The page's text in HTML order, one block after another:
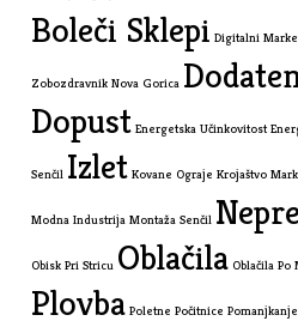
Boleči Sklepi Digitalni
Zobozdravnik Nova Gorica
Dopust Energetska Učinkovitost
Senčil Izlet Kovane Ograje Krojaštvo
Modna Industrija Montaža Senčil
Obisk Pri Stricu Oblačila Oblačila Po
Plovba Poletne Počitnice